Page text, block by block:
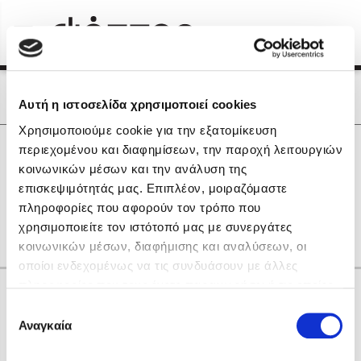
Αυτή η ιστοσελίδα χρησιμοποιεί cookies
Χρησιμοποιούμε cookie για την εξατομίκευση
περιεχομένου και διαφημίσεων, την παροχή λειτουργιών
κοινωνικών μέσων και την ανάλυση της
επισκεψιμότητάς μας. Επιπλέον, μοιραζόμαστε
πληροφορίες που αφορούν τον τρόπο που
χρησιμοποιείτε τον ιστότοπό μας με συνεργάτες
κοινωνικών μέσων, διαφήμισης και αναλύσεων, οι
οποίοι ενδεχομένως να τις συνδυάσουν με άλλες
των υπηρεσιών τους. Αν συνεχίσετε να χρησιμοποιείτε
την ιστοσελίδα μας, συναινείτε στη χρήση των cookies
συγκατάθεσης
Αναγκαία
Κλείσιμο
Δημοφιλή Βιβλία
Lidia Branković
Το ξενοδοχείο των συναισθημάτων
Αρχική | Οι Συγγραφείς μας
Οι Συγγραφείς μας
Αποτελέσματα
D G H L P R U Θ Μ
Τ